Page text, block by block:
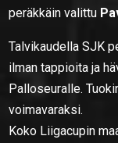
peräkkäin valittu
Talvikaudella SJK
ilman tappioita ja
Palloseuralle.
voimavaraksi.
Koko Liigacupin